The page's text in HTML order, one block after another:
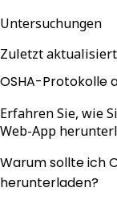
Untersuchungen
Zuletzt
OSHA-Protokolle
Erfahren Sie, wie
Web-App
Warum sollte ich
herunterladen?